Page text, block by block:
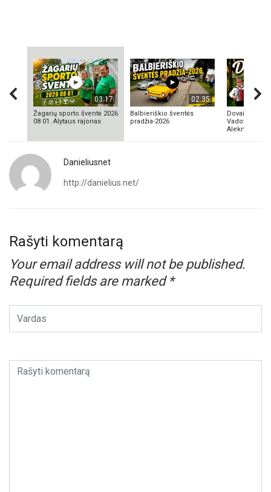
03:17
Žagarių sporto šventė 2026
08 01. Alytaus rajonas
02:35
Balbieriškio šventės
pradžia-2026
Dovainonių
Vadovas
Aleknavičius
Danieliusnet
http://danielius.net/
Rašyti komentarą
Your email address will not be published.
Required fields are marked *